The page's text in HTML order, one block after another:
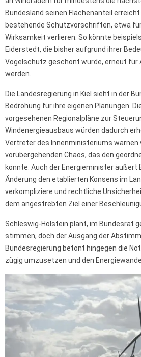
Bundesland seinen Flächenanteil
bestehende Schutzvorschriften, etwa
Wirksamkeit verlieren. So könnte
Eiderstedt, die bisher aufgrund ihrer
Vogelschutz geschont wurde, erneut für
werden.
Die Landesregierung in Kiel sieht in der
Bedrohung für ihre eigenen Planungen.
vorgesehenen Regionalpläne zur
Windenergieausbaus würden dadurch
Vertreter des Innenministeriums warnen
vorübergehenden Chaos, das den
könnte. Auch der Energieminister äußert
Änderung den etablierten Konsens im
verkompliziere und rechtliche
dem angestrebten Ziel einer
Schleswig-Holstein plant, im Bundesrat
stimmen, doch der Ausgang der
Bundesregierung betont hingegen die
zügig umzusetzen und den